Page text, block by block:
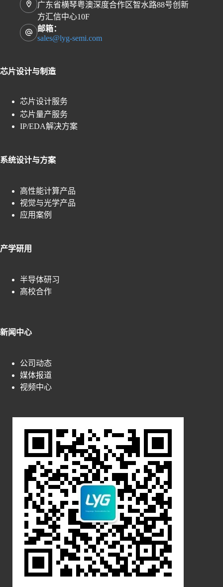
广东省横琴粤澳深度合作区智水路88号创新
方汇信中心10F
邮箱：
sales@lyg-semi.com
芯片设计与制造
芯片设计服务
芯片量产服务
IP/EDA解决方案
系统设计与方案
高性能计算产品
视觉与光学产品
应用案例
产学研用
半导体研习
高校合作
新闻中心
公司动态
媒体报道
视频中心